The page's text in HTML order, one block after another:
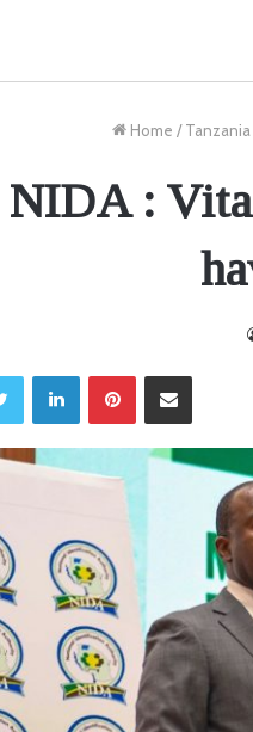
Home / Tanzania
NIDA :
LinkedIn